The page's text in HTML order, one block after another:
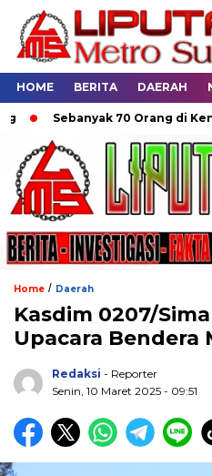
HOME BERITA DAERAH
Sebanyak 70 Orang di
Home / Daerah
Kasdim 0207/
Upacara Bendera
Redaksi - Reporter
Senin, 10 Maret 2025 - 09:51